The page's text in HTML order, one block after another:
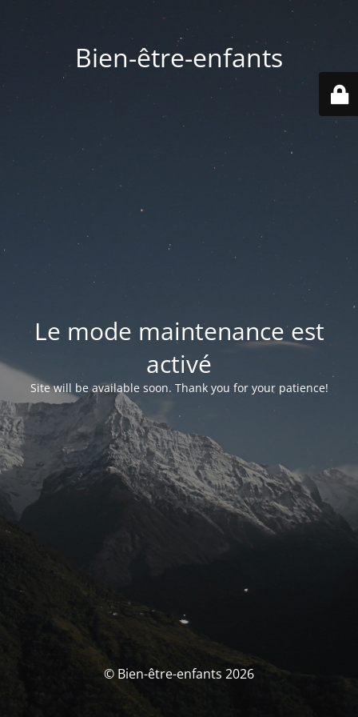
Bien-être-enfants
Le mode maintenance est
activé
Site will be available soon. Thank you for your patience!
© Bien-être-enfants 2026